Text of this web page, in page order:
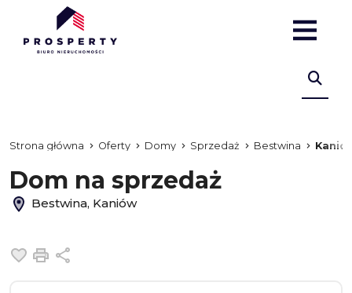
Strona główna Oferty Domy Sprzedaż Bestwina
Dom na sprzedaż
Bestwina, Kaniów
Dodaj do ulubionych
Drukuj